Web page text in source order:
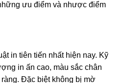
ưu điểm và nhược điểm
in tiên tiến nhất hiện nay. Kỹ
in ấn cao, màu sắc chân
Đặc biệt không bị mờ